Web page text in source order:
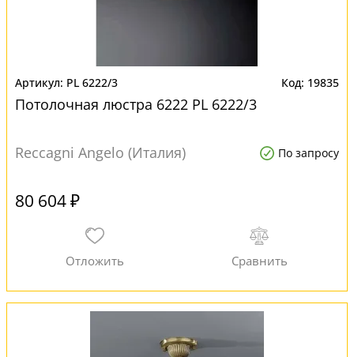
PL 6222/3 19835
Потолочная люстра 6222 PL 6222/3
Reccagni Angelo (Италия) По запросу
80 604 ₽